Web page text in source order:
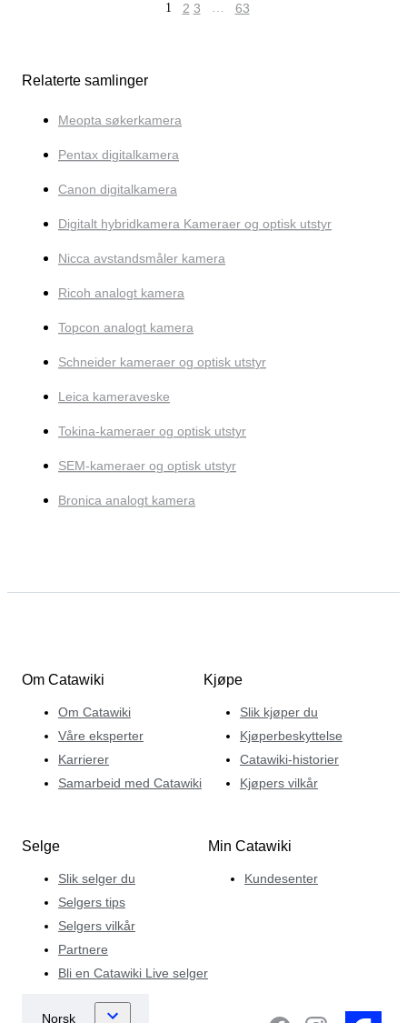
1 2 3 … 63
Relaterte samlinger
Meopta søkerkamera
Pentax digitalkamera
Canon digitalkamera
Digitalt hybridkamera Kameraer og optisk utstyr
Nicca avstandsmåler kamera
Ricoh analogt kamera
Topcon analogt kamera
Schneider kameraer og optisk utstyr
Leica kameraveske
Tokina-kameraer og optisk utstyr
SEM-kameraer og optisk utstyr
Bronica analogt kamera
Om Catawiki
Om Catawiki
Våre eksperter
Karrierer
Samarbeid med Catawiki
Kjøpe
Slik kjøper du
Kjøperbeskyttelse
Catawiki-historier
Kjøpers vilkår
Selge
Slik selger du
Selgers tips
Selgers vilkår
Partnere
Bli en Catawiki Live selger
Min Catawiki
Kundesenter